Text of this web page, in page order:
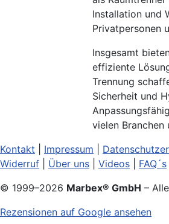
Installation und
Privatpersonen
Insgesamt
effiziente
Trennung
Sicherheit und
vielen Branchen
Kontakt
Impressum
Widerruf
Über uns Videos FAQ´s
© 1999–2026 Marbex® GmbH –
Rezensionen auf Google ansehen